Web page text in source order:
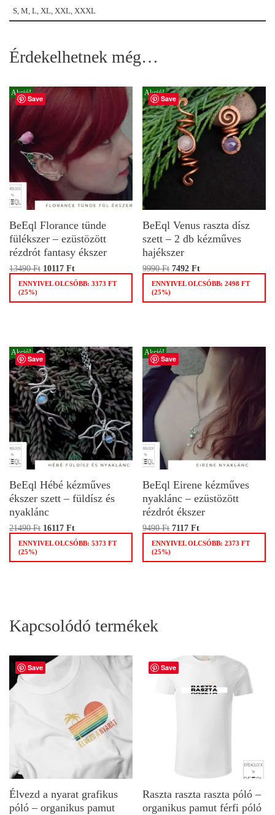
S, M, L, XL, XXL, XXXL
Érdekelhetnek még…
Save
Akció!
BeEql Florance tünde
fülékszer – ezüstözött
rézdrót fantasy ékszer
13490Ft 10117 Ft
ENNYIVEL OLCSÓBB: 3373 FT
(25%)
Save
Akció!
BeEql Venus raszta dísz
szett – 2 db kézműves
hajékszer
9990Ft 7492Ft
ENNYIVEL OLCSÓBB:2498FT
(25%)
Save
Akció!
BeEql Hébé kézműves
ékszer szett – füldísz és
nyaklánc
21490Ft 16117 Ft
ENNYIVEL OLCSÓBB: 5373 FT
(25%)
Save
Akció!
BeEql Eirene kézműves
nyaklánc – ezüstözött
rézdrót ékszer
9490Ft 7117Ft
ENNYIVEL OLCSÓBB:2373FT
(25%)
Kapcsolódó termékek
Save
Élvezd a nyarat grafikus
póló – organikus pamut
Save
Raszta raszta raszta póló –
organikus pamut férfi póló